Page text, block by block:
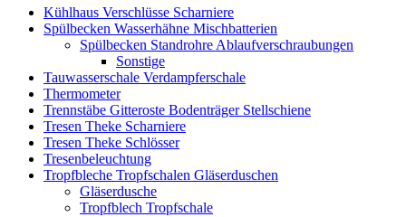
Kühlhaus Verschlüsse Scharniere
Spülbecken Wasserhähne Mischbatterien
Spülbecken Standrohre Ablaufverschraubungen
Sonstige
Tauwasserschale Verdampferschale
Thermometer
Trennstäbe Gitteroste Bodenträger Stellschiene
Tresen Theke Scharniere
Tresen Theke Schlösser
Tresenbeleuchtung
Tropfbleche Tropfschalen Gläserduschen
Gläserdusche
Tropfblech Tropfschale